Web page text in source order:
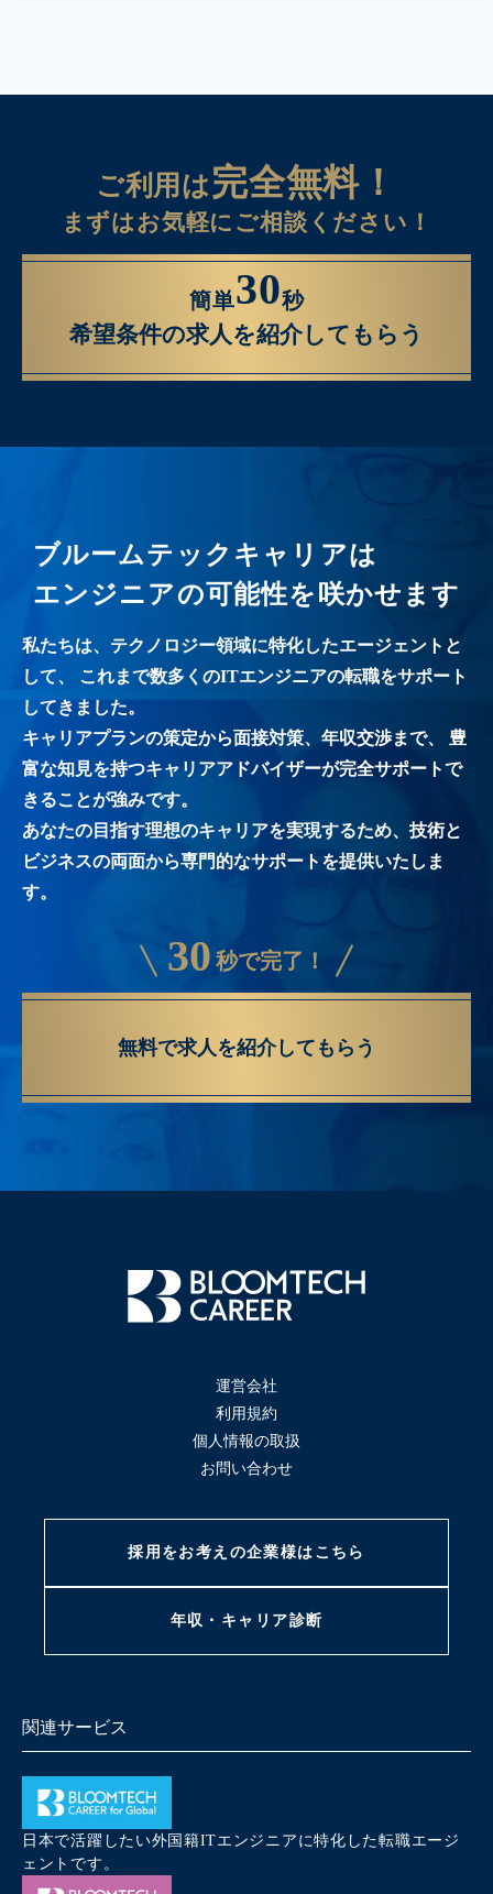
ご利用は完全無料！
まずはお気軽にご相談ください！
簡単30秒
希望条件の求人を紹介してもらう
ブルームテックキャリアは
エンジニアの可能性を咲かせます
私たちは、テクノロジー領域に特化したエージェントと
して、
これまで数多くのITエンジニアの転職をサポート
してきました。
キャリアプランの策定から面接対策、年収交渉まで、
豊
富な知見を持つキャリアアドバイザーが完全サポートで
きることが強みです。
あなたの目指す理想のキャリアを実現するため、技術と
ビジネスの両面から専門的なサポートを提供いたしま
す。
30 秒で完了！
無料で求人を紹介してもらう
運営会社
利用規約
個人情報の取扱
お問い合わせ
採用をお考えの企業様はこちら
年収・キャリア診断
関連サービス
日本で活躍したい外国籍ITエンジニアに特化した転職エージ
ェントです。